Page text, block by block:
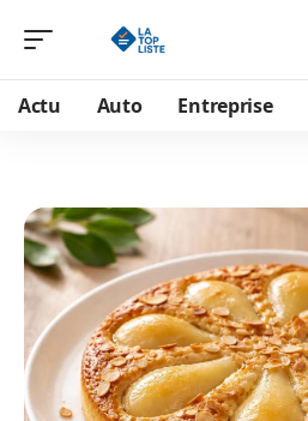
Actu Auto Entreprise